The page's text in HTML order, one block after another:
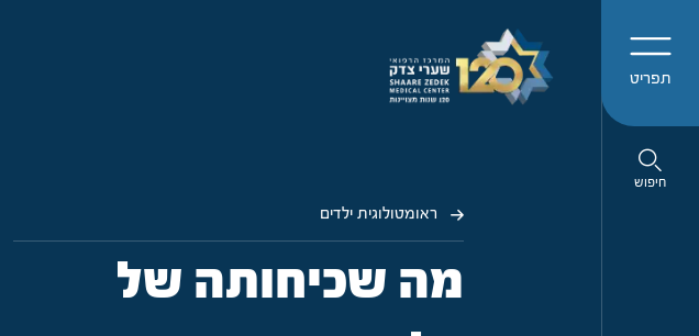
תפריט
חיפוש
ראומטולוגית ילדים
מה שכיחותה של